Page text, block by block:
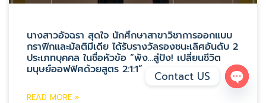
นางสาวอัจฉรา สุดใจ นักศึกษาสาขาวิชาการออกแบบ
กราฟิกและมัลติมีเดีย ได้รับรางวัลรองชนะเลิศอันดับ 2
ประเภทบุคคล ในชื่อหัวข้อ “พัง…สู่ปัง! เปลี่ยนชีวิต
มนุษย์ออฟฟิศด้วยสูตร 2:1:1”
READ MORE »
Contact US